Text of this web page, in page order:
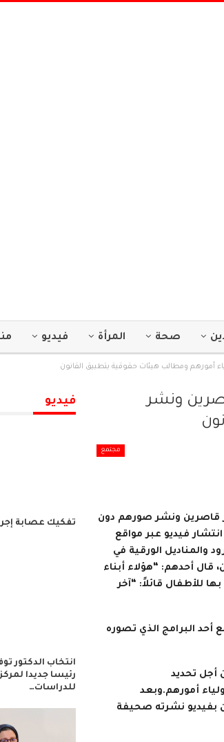
صحة المرأة فيديو
أمورهم ومطالب هيئات حقوقية بتطبيق القانون
ونشر
مجتمع
قاصرين ونشر صورهم دون
فيديو عبر مواقع
والمناديل الورقية في
قال أحدهم: “هؤلاء أبناء
رزمة نقود ولوح بها للأطفال قائلاً: “آخر
أحد البرامج الذي تصوره
أجل تحديد
أمورهم.وبعد
بفيديو نشرته صحيفة
فيديو
تفكيك عصابة
انتخاب الدكتور
رئيسا جديدا
للدراسات…